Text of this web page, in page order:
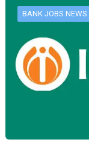
BANK JOBS NEWS